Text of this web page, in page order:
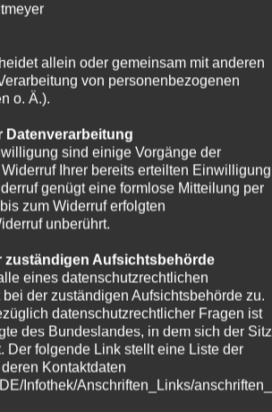
allein oder gemeinsam mit anderen
von personenbezogenen
o. Ä.).
Datenverarbeitung
sind einige Vorgänge der
Ihrer bereits erteilten Einwilligung
genügt eine formlose Mitteilung per
zum Widerruf erfolgten
unberührt.
zuständigen Aufsichtsbehörde
eines datenschutzrechtlichen
der zuständigen Aufsichtsbehörde zu.
datenschutzrechtlicher Fragen ist
des Bundeslandes, in dem sich der Sitz
Der folgende Link stellt eine Liste der
Kontaktdaten
Infothek/Anschriften_Links/anschriften_